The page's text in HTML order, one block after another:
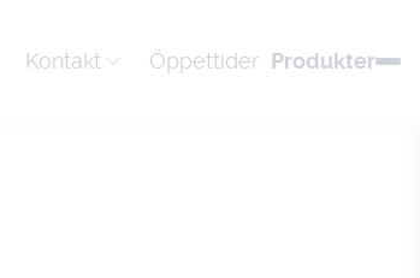
Kontakt Öppettider Produkter